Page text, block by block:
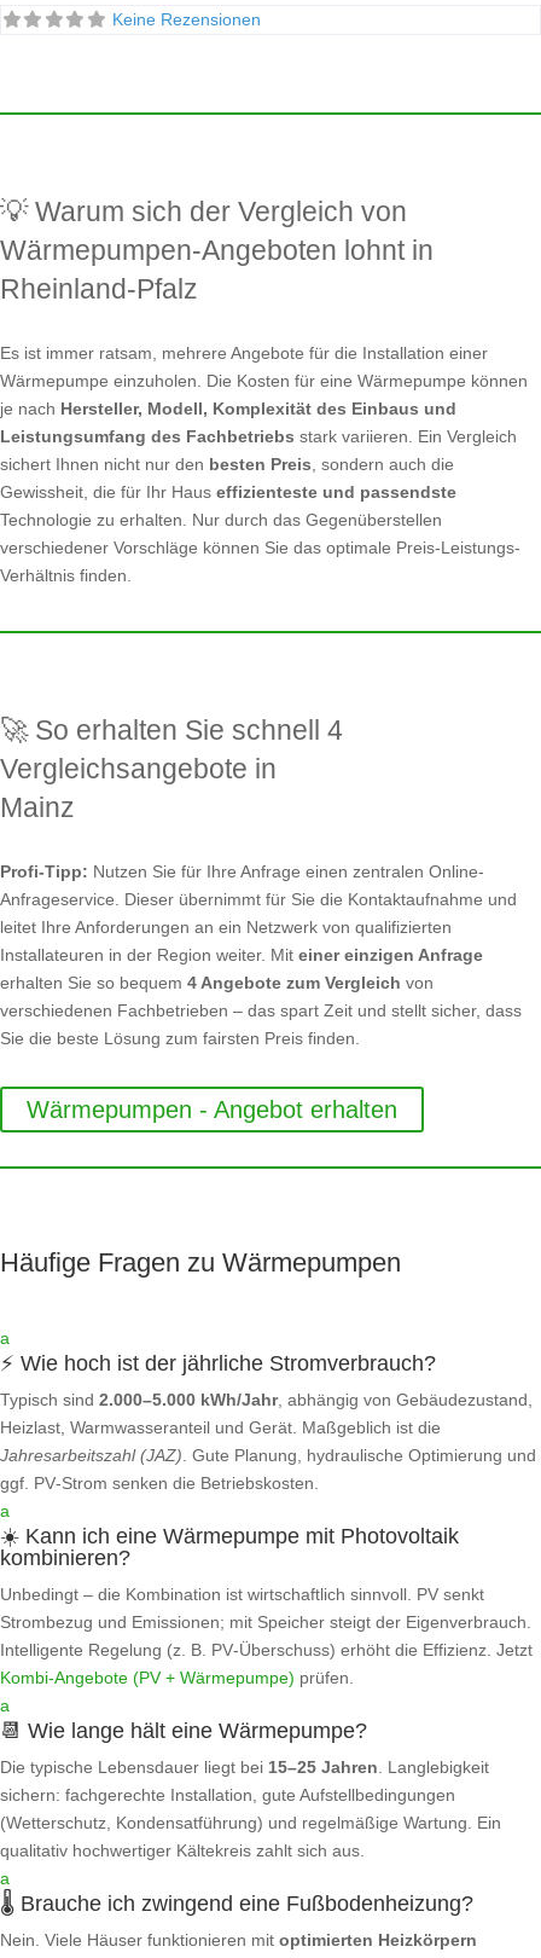
Keine Rezensionen
💡 Warum sich der Vergleich von
Wärmepumpen-Angeboten lohnt in
Rheinland-Pfalz
Es ist immer ratsam, mehrere Angebote für die Installation einer
Wärmepumpe einzuholen. Die Kosten für eine Wärmepumpe können
je nach Hersteller, Modell, Komplexität des Einbaus und
Leistungsumfang des Fachbetriebs stark variieren. Ein Vergleich
sichert Ihnen nicht nur den besten Preis, sondern auch die
Gewissheit, die für Ihr Haus effizienteste und passendste
Technologie zu erhalten. Nur durch das Gegenüberstellen
verschiedener Vorschläge können Sie das optimale Preis-Leistungs-
Verhältnis finden.
🚀 So erhalten Sie schnell 4
Vergleichsangebote in
Mainz
Profi-Tipp: Nutzen Sie für Ihre Anfrage einen zentralen Online-
Anfrageservice. Dieser übernimmt für Sie die Kontaktaufnahme und
leitet Ihre Anforderungen an ein Netzwerk von qualifizierten
Installateuren in der Region weiter. Mit einer einzigen Anfrage
erhalten Sie so bequem 4 Angebote zum Vergleich von
verschiedenen Fachbetrieben – das spart Zeit und stellt sicher, dass
Sie die beste Lösung zum fairsten Preis finden.
Wärmepumpen - Angebot erhalten
Häufige Fragen zu Wärmepumpen
a
⚡ Wie hoch ist der jährliche Stromverbrauch?
Typisch sind 2.000–5.000 kWh/Jahr, abhängig von Gebäudezustand,
Heizlast, Warmwasseranteil und Gerät. Maßgeblich ist die
Jahresarbeitszahl (JAZ). Gute Planung, hydraulische Optimierung und
ggf. PV‑Strom senken die Betriebskosten.
a
☀️ Kann ich eine Wärmepumpe mit Photovoltaik
kombinieren?
Unbedingt – die Kombination ist wirtschaftlich sinnvoll. PV senkt
Strombezug und Emissionen; mit Speicher steigt der Eigenverbrauch.
Intelligente Regelung (z. B. PV‑Überschuss) erhöht die Effizienz. Jetzt
Kombi‑Angebote (PV + Wärmepumpe) prüfen.
a
📆 Wie lange hält eine Wärmepumpe?
Die typische Lebensdauer liegt bei 15–25 Jahren. Langlebigkeit
sichern: fachgerechte Installation, gute Aufstellbedingungen
(Wetterschutz, Kondensatführung) und regelmäßige Wartung. Ein
qualitativ hochwertiger Kältekreis zahlt sich aus.
a
🌡️ Brauche ich zwingend eine Fußbodenheizung?
Nein. Viele Häuser funktionieren mit optimierten Heizkörpern